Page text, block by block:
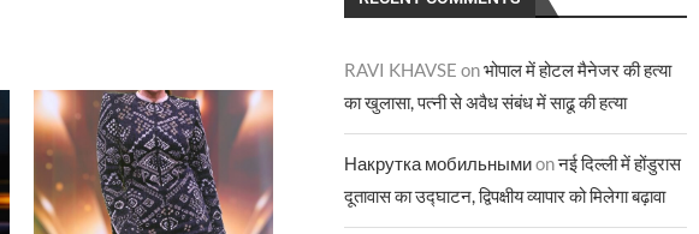
RAVI KHAVSE onभोपाल में होटल मैनेजर की हत्या
का खुलासा, पत्नी से अवैध संबंध में साढू की हत्या
Накрутка мобильнымиonनई दिल्ली में होंडुरास
दूतावास का उद्घाटन, द्विपक्षीय व्यापार को मिलेगा बढ़ावा